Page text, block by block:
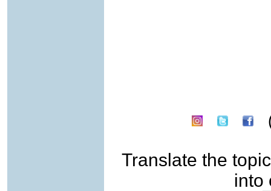
Translate the topic
into